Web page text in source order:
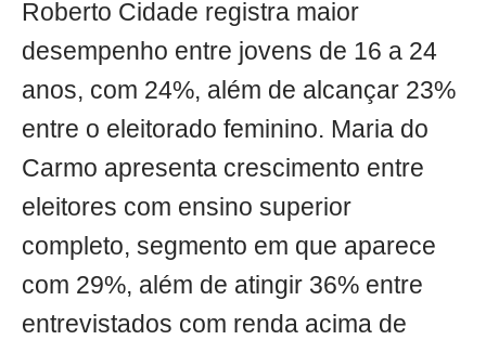
Roberto Cidade registra maior
desempenho entre jovens de 16 a 24
anos, com 24%, além de alcançar 23%
entre o eleitorado feminino. Maria do
Carmo apresenta crescimento entre
eleitores com ensino superior
completo, segmento em que aparece
com 29%, além de atingir 36% entre
entrevistados com renda acima de